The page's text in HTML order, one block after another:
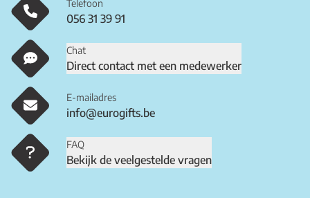
Telefoon
056 31 39 91
Chat
Direct contact met een medewerker
E-mailadres
info@eurogifts.be
FAQ
Bekijk de veelgestelde vragen